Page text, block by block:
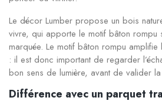
Le décor Lumber propose un bois
vivre, qui apporte le motif bâton rompu
marquée. Le motif bâton rompu
: il est donc important de regarder
bon sens de lumière, avant de valider
Différence avec un parquet